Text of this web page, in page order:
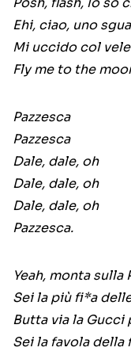
Ehi, ciao, uno
Mi uccido col
Fly me to the
Pazzesca
Pazzesca
Dale, dale, oh
Dale, dale, oh
Dale, dale, oh
Pazzesca.
Yeah, monta
Sei la più fi*a
Butta via la Gucci
Sei la favola della